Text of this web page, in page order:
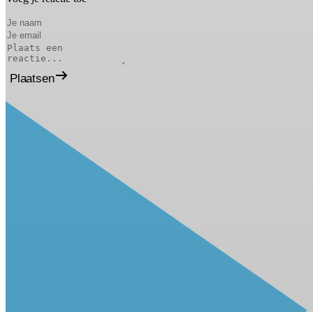
Plaatsen